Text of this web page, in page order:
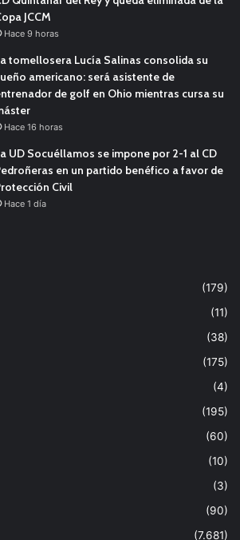
JCCM
Hace 9 horas
tomellosera Lucía Salinas consolida su
americano: será asistente de
de golf en Ohio mientras cursa su
Hace 16 horas
UD Socuéllamos se impone por 2-1 al CD
en un partido benéfico a favor de
Civil
Hace 1 día
(179)
(11)
(38)
(175)
(4)
(195)
(60)
(10)
(3)
(90)
(7.681)